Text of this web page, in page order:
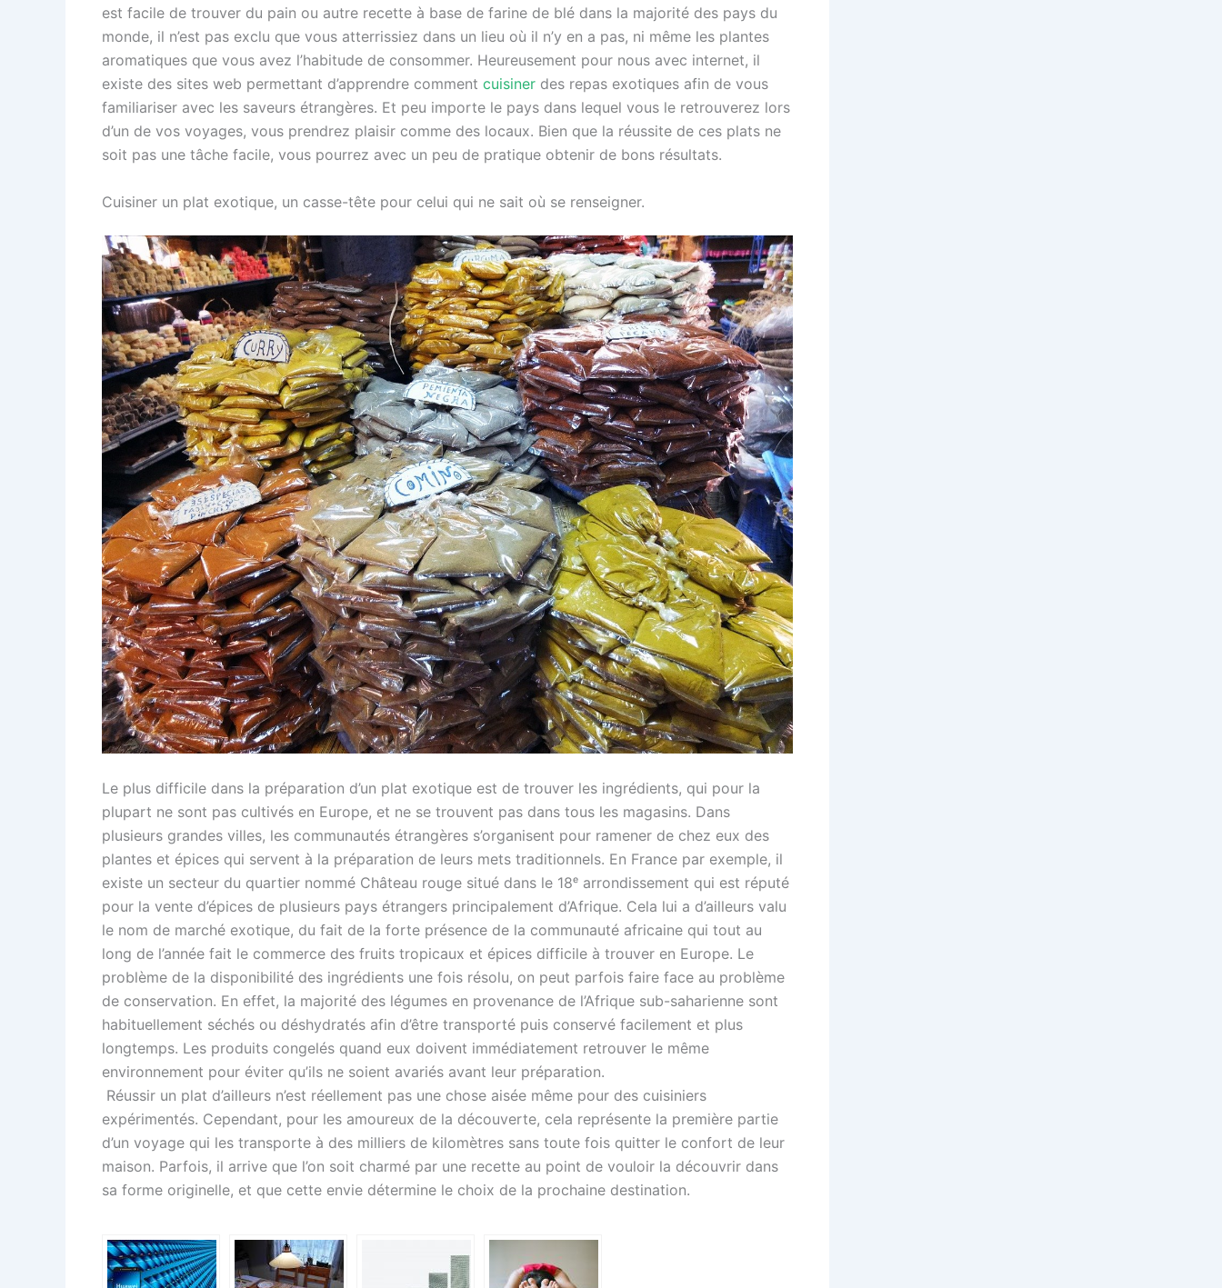
est facile de trouver du pain ou autre recette à base de farine de blé dans la majorité des pays du
monde, il n’est pas exclu que vous atterrissiez dans un lieu où il n’y en a pas, ni même les plantes
aromatiques que vous avez l’habitude de consommer. Heureusement pour nous avec internet, il
existe des sites web permettant d’apprendre comment cuisiner des repas exotiques afin de vous
familiariser avec les saveurs étrangères. Et peu importe le pays dans lequel vous le retrouverez lors
d’un de vos voyages, vous prendrez plaisir comme des locaux. Bien que la réussite de ces plats ne
soit pas une tâche facile, vous pourrez avec un peu de pratique obtenir de bons résultats.
Cuisiner un plat exotique, un casse-tête pour celui qui ne sait où se renseigner.
Le plus difficile dans la préparation d’un plat exotique est de trouver les ingrédients, qui pour la
plupart ne sont pas cultivés en Europe, et ne se trouvent pas dans tous les magasins. Dans
plusieurs grandes villes, les communautés étrangères s’organisent pour ramener de chez eux des
plantes et épices qui servent à la préparation de leurs mets traditionnels. En France par exemple, il
existe un secteur du quartier nommé Château rouge situé dans le 18ᵉ arrondissement qui est réputé
pour la vente d’épices de plusieurs pays étrangers principalement d’Afrique. Cela lui a d’ailleurs valu
le nom de marché exotique, du fait de la forte présence de la communauté africaine qui tout au
long de l’année fait le commerce des fruits tropicaux et épices difficile à trouver en Europe. Le
problème de la disponibilité des ingrédients une fois résolu, on peut parfois faire face au problème
de conservation. En effet, la majorité des légumes en provenance de l’Afrique sub-saharienne sont
habituellement séchés ou déshydratés afin d’être transporté puis conservé facilement et plus
longtemps. Les produits congelés quand eux doivent immédiatement retrouver le même
environnement pour éviter qu’ils ne soient avariés avant leur préparation.
Réussir un plat d’ailleurs n’est réellement pas une chose aisée même pour des cuisiniers
expérimentés. Cependant, pour les amoureux de la découverte, cela représente la première partie
d’un voyage qui les transporte à des milliers de kilomètres sans toute fois quitter le confort de leur
maison. Parfois, il arrive que l’on soit charmé par une recette au point de vouloir la découvrir dans
sa forme originelle, et que cette envie détermine le choix de la prochaine destination.